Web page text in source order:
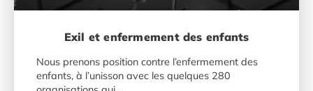
Exil et enfermement des enfants
Nous prenons position contre l’enfermement des
enfants, à l’unisson avec les quelques 280